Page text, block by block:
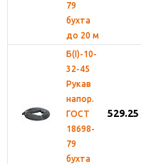
79
бухта
до 20 м
Б(I)-10-
32-45
Рукав
напор.
ГОСТ
18698-
79
бухта
529.25